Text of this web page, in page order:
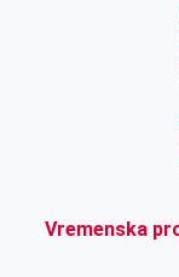
Vremenska